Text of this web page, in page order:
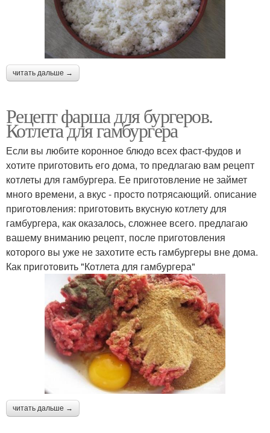
читать дальше →
Рецепт фарша для бургеров.
Котлета для гамбургера
Если вы любите коронное блюдо всех фаст-фудов и
хотите приготовить его дома, то предлагаю вам рецепт
котлеты для гамбургера. Ее приготовление не займет
много времени, а вкус - просто потрясающий. описание
приготовления: приготовить вкусную котлету для
гамбургера, как оказалось, сложнее всего. предлагаю
вашему вниманию рецепт, после приготовления
которого вы уже не захотите есть гамбургеры вне дома.
Как приготовить "Котлета для гамбургера"
читать дальше →